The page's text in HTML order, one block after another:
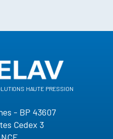
haute pression
- BP 43607
Cedex 3